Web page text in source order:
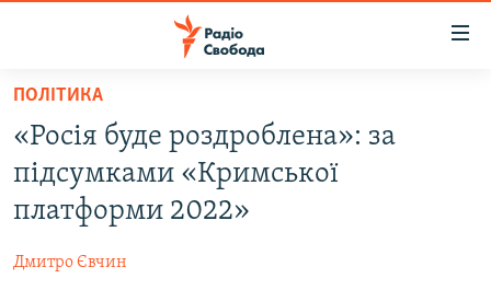
Перейти
основного
матеріалу
Перейти
до
основної
навігації
РАДІО СВОБОДА – 70 РОКІВ
ВСЕ ЗА ДОБУ
СТАТТІ
ЕКОНОМІКА
РОСІЙСЬКА «ФІЛЬТРАЦІЯ»
ПОЛІТИКА
«Росія буде роздроблена»: за
підсумками «Кримської
платформи 2022»
Дмитро Євчин